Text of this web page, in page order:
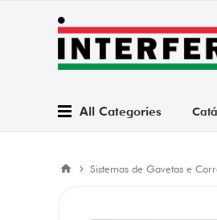
All Categories
Sistemas de Gavetas e